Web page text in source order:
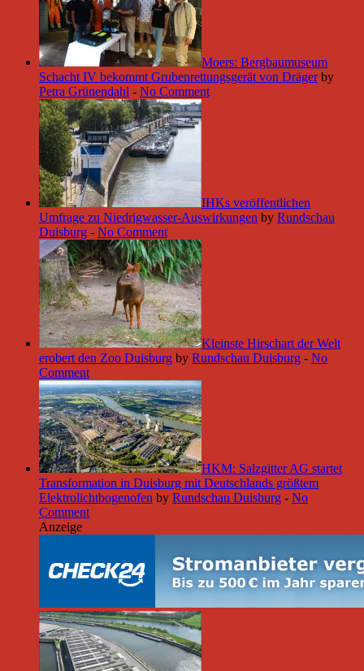
Moers: Bergbaumuseum
Schacht IV bekommt Grubenrettungsgerät von Dräger by
Petra Grünendahl - No Comment
IHKs veröffentlichen
Umfrage zu Niedrigwasser-Auswirkungen by Rundschau
Duisburg - No Comment
Kleinste Hirschart der Welt
erobert den Zoo Duisburg by Rundschau Duisburg - No
Comment
HKM: Salzgitter AG startet
Transformation in Duisburg mit Deutschlands größtem
Elektrolichtbogenofen by Rundschau Duisburg - No
Comment
Anzeige